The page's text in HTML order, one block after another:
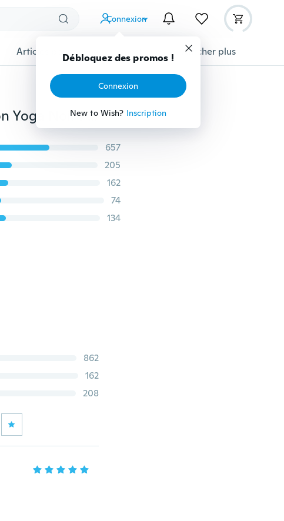
Connexion
Débloquez des promos !
Connexion
New to Wish? Inscription
Articles pour animaux domestiques Afficher plus
Nouveau Long Skull Sports Tight Leggings Pantalon Yoga Noir Pantalon d'été pour femme grande taille
657
205
162
74
134
862
162
208